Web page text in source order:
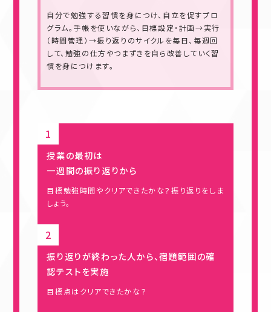
自分で勉強する習慣を身につけ、自立を促すプロ
グラム。手帳を使いながら、目標設定・計画→実行
（時間管理）→振り返りのサイクルを毎日、毎週回
して、勉強の仕方やつまずきを自ら改善していく習
慣を身につけます。
授業の最初は
一週間の振り返りから
目標勉強時間やクリアできたかな？振り返りをしま
しょう。
振り返りが終わった人から、宿題範囲の確
認テストを実施
目標点はクリアできたかな？